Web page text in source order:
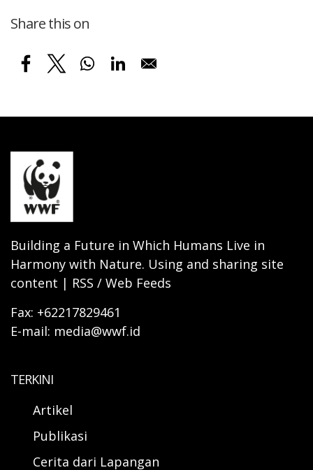
Share this on
Building a Future in Which Humans Live in
Harmony with Nature. Using and sharing site
content | RSS / Web Feeds
Fax: +62217829461
E-mail: media@wwf.id
TERKINI
Artikel
Publikasi
Cerita dari Lapangan